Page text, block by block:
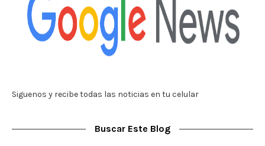
Siguenos y recibe todas las noticias en tu celular
Buscar Este Blog